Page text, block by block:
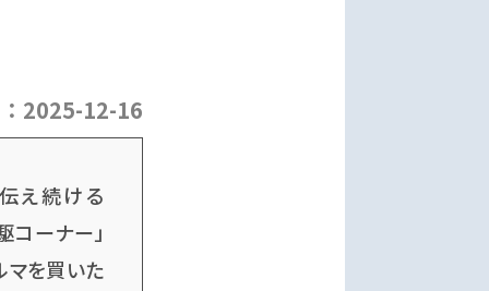
2025-12-16
え続ける
コーナー」
マを買いた